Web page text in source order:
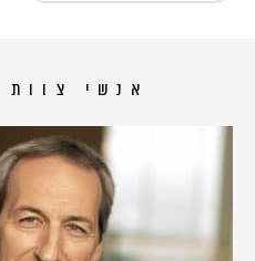
אנשי צוות